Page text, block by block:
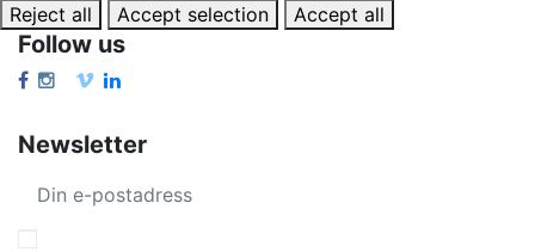
Reject all
Accept selection Accept all
Follow us
Newsletter